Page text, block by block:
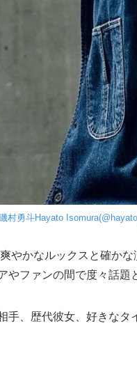
村勇斗Hayato
やかなルックスと確か
やファンの間で度々話題
手、歴代彼女、好きなタ